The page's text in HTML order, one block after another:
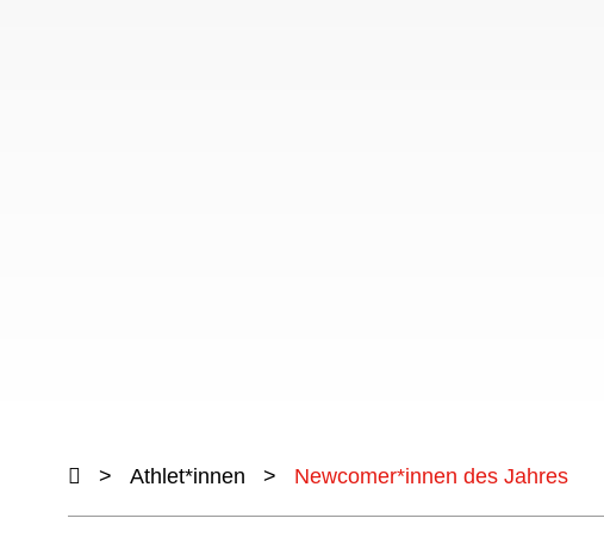
> Athlet*innen > Newcomer*innen des Jahres